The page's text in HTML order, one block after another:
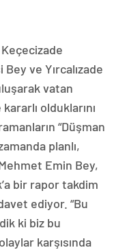
ve Yırcalızade
vatan
olduklarını
“Düşman
planlı,
Emin Bey,
bir rapor takdim
ediyor. “Bu
ki biz bu
karşısında